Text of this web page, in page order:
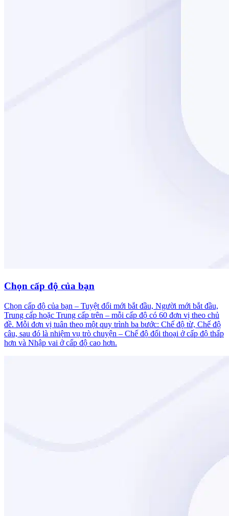
Chọn cấp độ của bạn
Chọn cấp độ của bạn – Tuyệt đối mới bắt đầu, Người mới bắt đầu,
Trung cấp hoặc Trung cấp trên – mỗi cấp độ có 60 đơn vị theo chủ
đề. Mỗi đơn vị tuân theo một quy trình ba bước: Chế độ từ, Chế độ
câu, sau đó là nhiệm vụ trò chuyện – Chế độ đối thoại ở cấp độ thấp
hơn và Nhập vai ở cấp độ cao hơn.